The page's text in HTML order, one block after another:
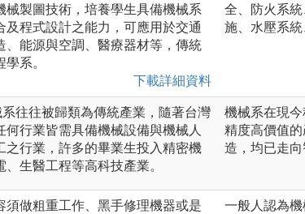
製圖技術，培養學生具備機械系
程式設計之能力，可應用於交通
、能源與空調、醫療器材等，傳統
系。
下載詳細資料
全、防火系
施、水壓系統
往往被歸類為傳統產業，隨著台灣
行業皆需具備機械設備與機械人
之行業，許多的畢業生投入精密機
生醫工程等高科技產業。
機械系在現
精度高價值
造，均已走向
做粗重工作、黑手修理機器或是
一般人認為